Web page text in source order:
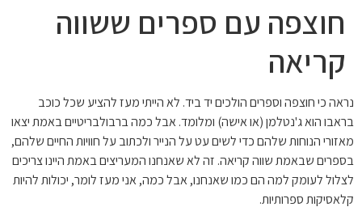
חוצפה עם ספרים ששווה
קריאה
נראה כי חוצפה וספרים הולכים יד ביד. לא הייתי מעז להציע שכל כוכב
בראבו הוא ג'נטלמן (או אישה) ומלומד. אבל כמה ברבולבריטיים באמת יצאו
מאזורי הנוחות שלהם כדי לשים עט על הנייר ולכתוב על חוויות החיים שלהם,
בספרים שבאמת שווה קריאה. זה לא שאנחנו המעריצים באמת היינו צריכים
לצלול לעומק למה הם כמו שאנחנו, אבל כמה, אני מעז לומר, יכולות להיות
קלאסיקות ספרותיות.